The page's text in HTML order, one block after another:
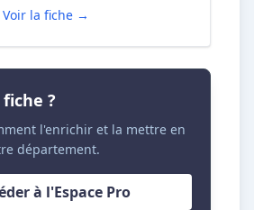
Voir la fiche →
?
l'enrichir et la mettre en
département.
à l'Espace Pro